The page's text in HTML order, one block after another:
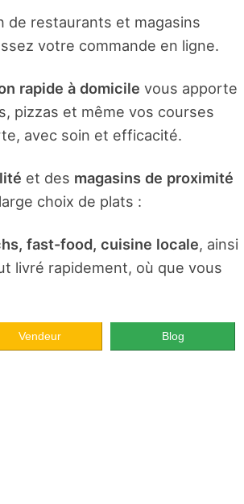
de restaurants et magasins
votre commande en ligne.
rapide à domicile vous apporte
pizzas et même vos courses
avec soin et efficacité.
et des magasins de proximité
choix de plats :
fast-food, cuisine locale, ainsi
livré rapidement, où que vous
Vendeur Blog